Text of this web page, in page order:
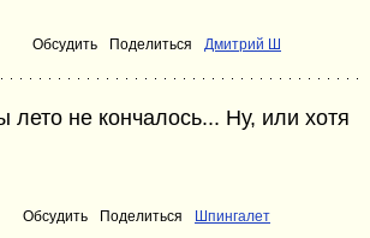
Обсудить Поделиться Дмитрий Ш
лето не кончалось... Ну, или хотя
Обсудить Поделиться Шпингалет